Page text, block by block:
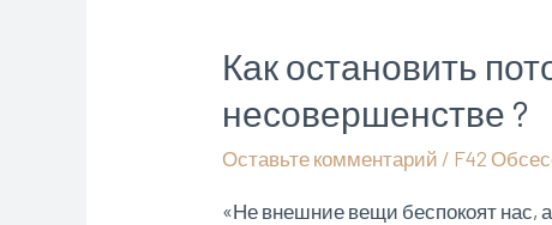
Как остановить
несовершенстве ?
Оставьте комментарий / F42
«Не внешние вещи беспокоят нас,